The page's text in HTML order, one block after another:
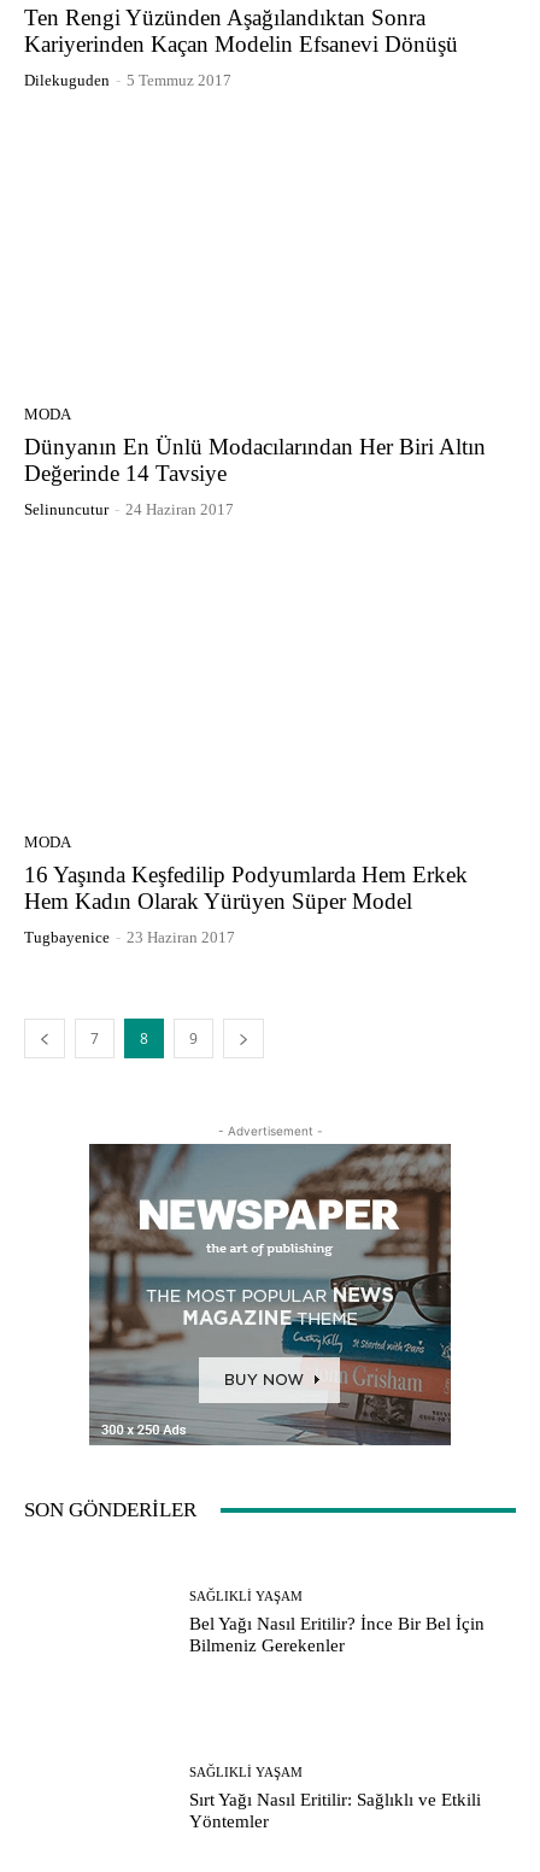
Ten Rengi Yüzünden Aşağılandıktan Sonra
Kariyerinden Kaçan Modelin Efsanevi Dönüşü
Dilekuguden - 5 Temmuz 2017
MODA
Dünyanın En Ünlü Modacılarından Her Biri Altın
Değerinde 14 Tavsiye
Selinuncutur - 24 Haziran 2017
MODA
16 Yaşında Keşfedilip Podyumlarda Hem Erkek
Hem Kadın Olarak Yürüyen Süper Model
Tugbayenice - 23 Haziran 2017
7 8 9
- Advertisement -
SON GÖNDERİLER
SAĞLIKLI YAŞAM
Bel Yağı Nasıl Eritilir? İnce Bir Bel İçin
Bilmeniz Gerekenler
SAĞLIKLI YAŞAM
Sırt Yağı Nasıl Eritilir: Sağlıklı ve Etkili
Yöntemler